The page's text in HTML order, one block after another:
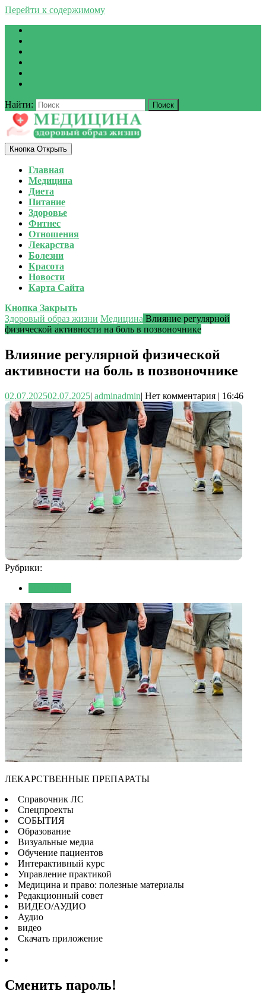
Перейти к содержимому
Найти:
Кнопка Открыть
Главная
Медицина
Диета
Питание
Здоровье
Фитнес
Отношения
Лекарства
Болезни
Красота
Новости
Карта Сайта
Кнопка Закрыть
Здоровый образ жизни Медицина Влияние регулярной
физической активности на боль в позвоночнике
Влияние регулярной физической
активности на боль в позвоночнике
02.07.202502.07.2025| adminadmin| Нет комментария | 16:46
Рубрики:
ЛЕКАРСТВЕННЫЕ ПРЕПАРАТЫ
Cправочник ЛС
Спецпроекты
СОБЫТИЯ
Образование
Визуальные медиа
Обучение пациентов
Интерактивный курс
Управление практикой
Медицина и право: полезные материалы
Редакционный совет
ВИДЕО/АУДИО
Аудио
видео
Скачать приложение
Сменить пароль!